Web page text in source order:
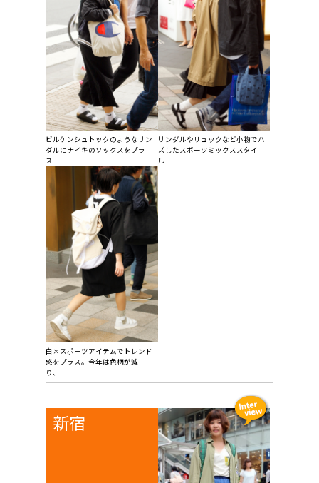
ビルケンシュトックのようなサン
ダルにナイキのソックスをプラ
ス...
サンダルやリュックなど小物でハ
ズしたスポーツミックススタイ
ル...
白×スポーツアイテムでトレンド
感をプラス。今年は色柄が減
り、...
新宿